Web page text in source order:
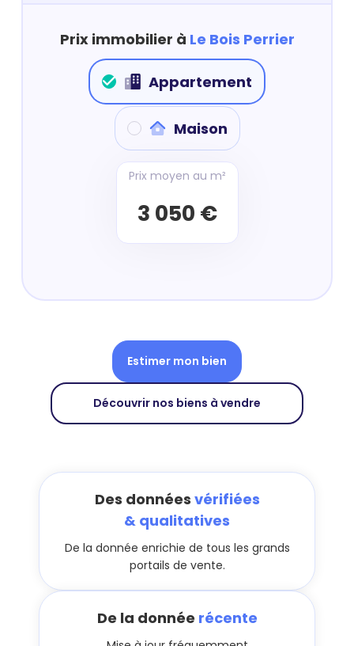
Prix immobilier à Le Bois Perrier
Appartement
Maison
Prix moyen au m²
3 050 €
Estimer mon bien
Découvrir nos biens à vendre
Des données vérifiées
& qualitatives
De la donnée enrichie de tous les grands
portails de vente.
De la donnée récente